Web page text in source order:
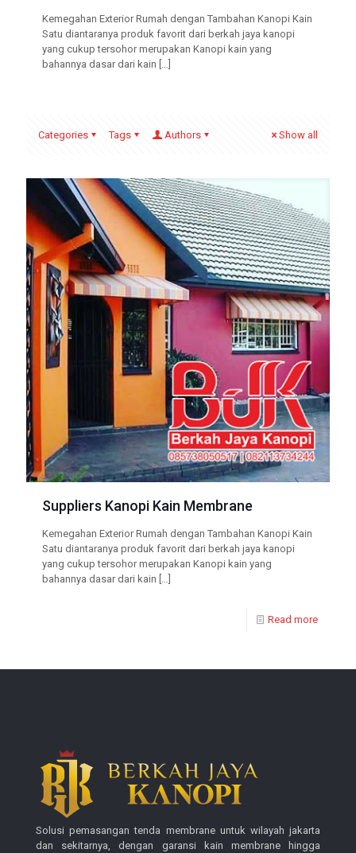
Kemegahan Exterior Rumah dengan Tambahan Kanopi Kain
Satu diantaranya produk favorit dari berkah jaya kanopi
yang cukup tersohor merupakan Kanopi kain yang
bahannya dasar dari kain […]
Categories Tags Authors Show all
Suppliers Kanopi Kain Membrane
Kemegahan Exterior Rumah dengan Tambahan Kanopi Kain
Satu diantaranya produk favorit dari berkah jaya kanopi
yang cukup tersohor merupakan Kanopi kain yang
bahannya dasar dari kain […]
Read more
Solusi pemasangan tenda membrane untuk wilayah jakarta
dan sekitarnya, dengan garansi kain membrane hingga